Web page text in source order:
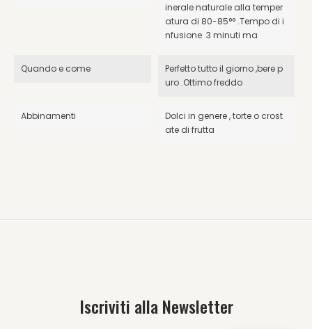
inerale naturale alla temper
atura di 80-85°° .Tempo di i
nfusione 3 minuti ma
Quando e come
Perfetto tutto il giorno ,bere p
uro .Ottimo freddo
Abbinamenti
Dolci in genere , torte o crost
ate di frutta
Iscriviti alla Newsletter